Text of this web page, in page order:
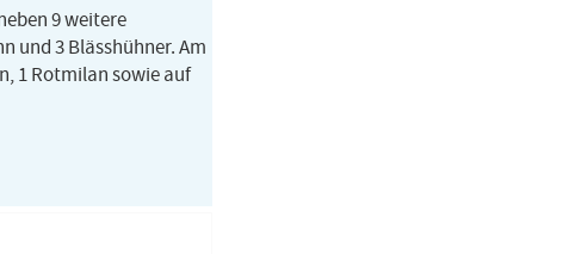
9 weitere
und 3 Blässhühner. Am
1 Rotmilan sowie auf